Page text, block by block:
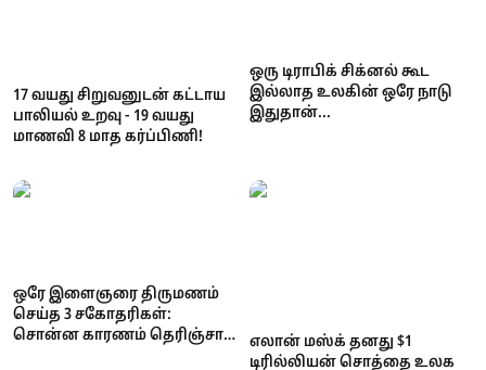
17 வயது சிறுவனுடன் கட்டாய
பாலியல் உறவு - 19 வயது
மாணவி 8 மாத கர்ப்பிணி!
ஒரு டிராபிக் சிக்னல் கூட
இல்லாத உலகின் ஒரே நாடு
இதுதான்...
ஒரே இளைஞரை திருமணம்
செய்த 3 சகோதரிகள்:
சொன்ன காரணம் தெரிஞ்சா
எலான் மஸ்க் தனது $1
டிரில்லியன் சொத்தை உலக